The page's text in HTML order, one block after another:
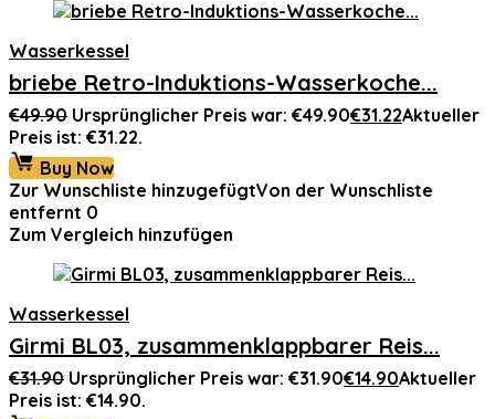
Wasserkessel
briebe Retro-Induktions-Wasserkoche...
€49.90 Ursprünglicher Preis war: €49.90€31.22Aktueller
Preis ist: €31.22.
Buy Now
Zur Wunschliste hinzugefügtVon der Wunschliste
entfernt 0
Zum Vergleich hinzufügen
Wasserkessel
Girmi BL03, zusammenklappbarer Reis...
€31.90 Ursprünglicher Preis war: €31.90€14.90Aktueller
Preis ist: €14.90.